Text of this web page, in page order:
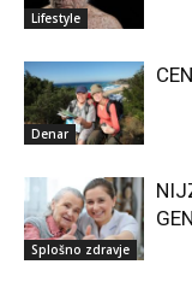
Lifestyle
Denar
Splošno zdravje